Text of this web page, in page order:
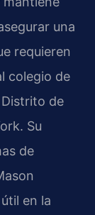
una
requieren
colegio de
de
Su
de
en la